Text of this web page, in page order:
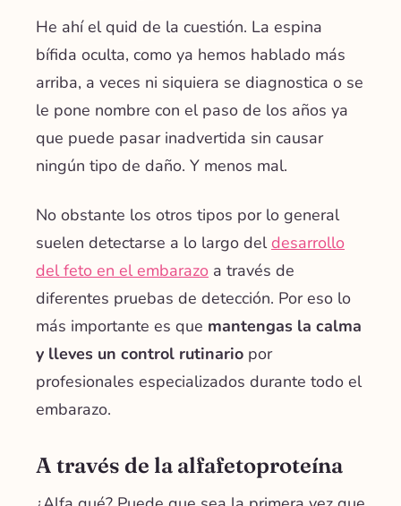
He ahí el quid de la cuestión. La espina
bífida oculta, como ya hemos hablado más
arriba, a veces ni siquiera se diagnostica o se
le pone nombre con el paso de los años ya
que puede pasar inadvertida sin causar
ningún tipo de daño. Y menos mal.
No obstante los otros tipos por lo general
suelen detectarse a lo largo deldesarrollo
del feto en el embarazo a través de
diferentes pruebas de detección. Por eso lo
más importante es que mantengas la calma
y lleves un control rutinario por
profesionales especializados durante todo el
embarazo.
A través de la alfafetoproteína